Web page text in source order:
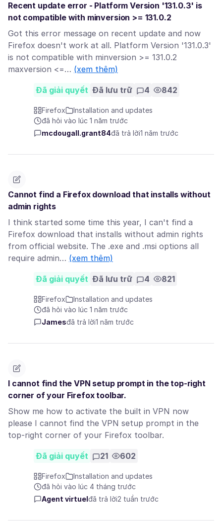
Recent update error - Platform Version '131.0.3' is
not compatible with minversion >= 131.0.2
Got this error message on recent update and now
Firefox doesn't work at all. Platform Version '131.0.3'
is not compatible with minversion >= 131.0.2
maxversion <=… (xem thêm)
Đã giải quyết Đã lưu trữ 4 842
Firefox
Installation and updates
đã hỏi vào lúc 1 năm trước
mcdougall.grant84đã trả lời1 năm trước
Cannot find a Firefox download that installs without
admin rights
I think started some time this year, I can't find a
Firefox download that installs without admin rights
from official website. The .exe and .msi options all
require admin… (xem thêm)
Đã giải quyết Đã lưu trữ 4 821
Firefox
Installation and updates
đã hỏi vào lúc 1 năm trước
Jamesđã trả lời1 năm trước
I cannot find the VPN setup prompt in the top-right
corner of your Firefox toolbar.
Show me how to activate the built in VPN now
please I cannot find the VPN setup prompt in the
top-right corner of your Firefox toolbar.
Đã giải quyết 21 602
Firefox
Installation and updates
đã hỏi vào lúc 4 tháng trước
Agent virtuel đã trả lời2 tuần trước